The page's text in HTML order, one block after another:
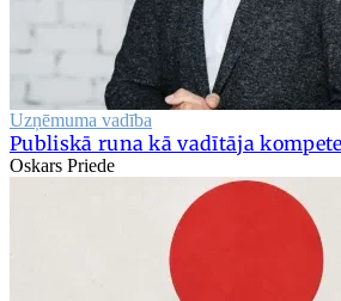
Uzņēmuma vadība
Publiskā runa kā vadītāja
Oskars Priede